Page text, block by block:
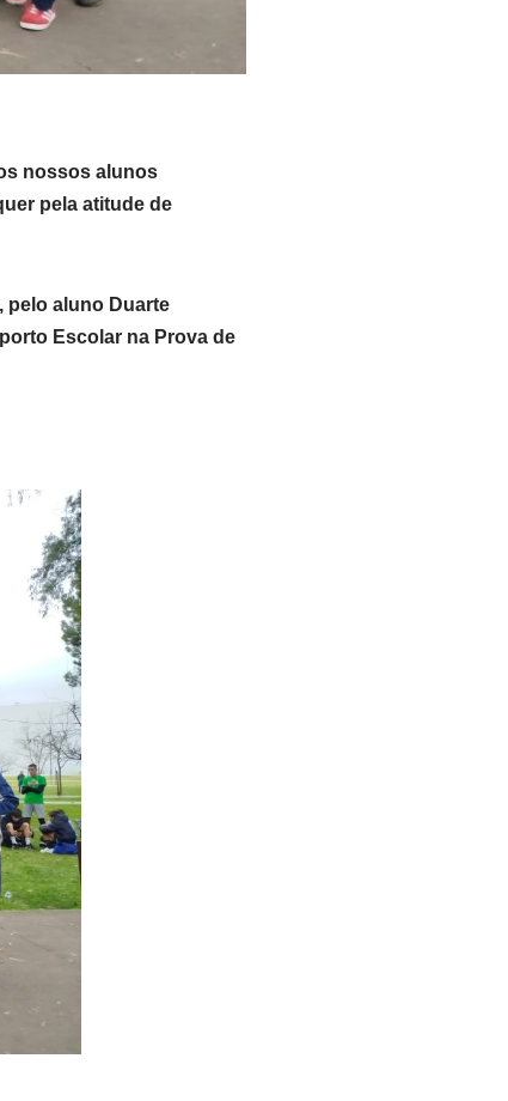
nossos alunos
pela atitude de
pelo aluno Duarte
Escolar na Prova de